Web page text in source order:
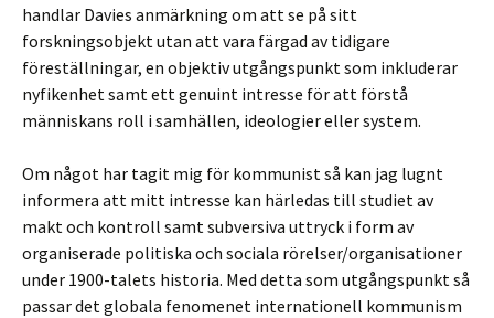
handlar Davies anmärkning om att se på sitt
forskningsobjekt utan att vara färgad av tidigare
föreställningar, en objektiv utgångspunkt som inkluderar
nyfikenhet samt ett genuint intresse för att förstå
människans roll i samhällen, ideologier eller system.
Om något har tagit mig för kommunist så kan jag lugnt
informera att mitt intresse kan härledas till studiet av
makt och kontroll samt subversiva uttryck i form av
organiserade politiska och sociala rörelser/organisationer
under 1900-talets historia. Med detta som utgångspunkt så
passar det globala fenomenet internationell kommunism